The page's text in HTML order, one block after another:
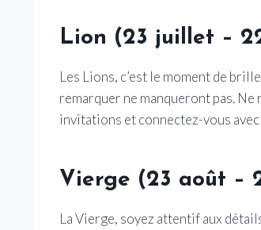
Lion (23 juillet –
Les Lions, c’est le moment de
remarquer ne manqueront pas. Ne
invitations et connectez-vous
Vierge (23 août –
La Vierge, soyez attentif aux